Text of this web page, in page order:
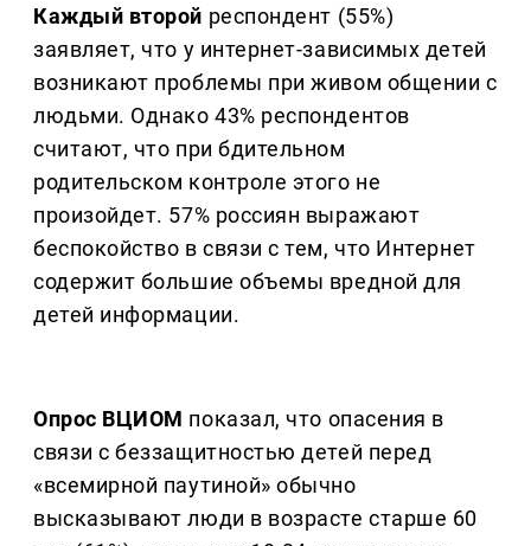
Каждый второй респондент (55%)
заявляет, что у интернет-зависимых детей
возникают проблемы при живом общении с
людьми. Однако 43% респондентов
считают, что при бдительном
родительском контроле этого не
произойдет. 57% россиян выражают
беспокойство в связи с тем, что Интернет
содержит большие объемы вредной для
детей информации.
Опрос ВЦИОМ показал, что опасения в
связи с беззащитностью детей перед
«всемирной паутиной» обычно
высказывают люди в возрасте старше 60